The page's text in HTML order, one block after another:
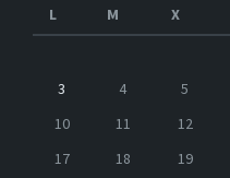
L
M X
3
4 5
10
11 12
17
18 19